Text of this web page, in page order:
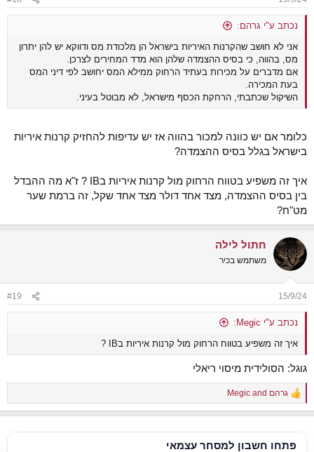
s
:
נכתב ע"י גרהם:
אני לא חושב שהקרנות האיריות בישראל הן מלכודת מס ודווקא יש להן יתרון
מס, בהווה, כי בסיס ההצמדה שלהן הוא מדד המחירים לצרכן.
אם מדברים על מכירות בעתיד הרחוק ממילא המס יחושב לפי דיני המס
בעת המכירה.
השיקול שכתבתי, הרחקת הכסף מישראל, לא מבוטל בעיני.
כלומר אם יש כוונה למכור בהווה אז יש עדיפות להחזיק קרנות איריות
בישראל בגלל בסיס ההצמדה?
איך זה משפיע בטווח הרחוק מול קרנות איריות בIB ? ז"א מה ההבדל
בין בסיס ההצמדה, מצד אחד דולר מצד אחד שקל, זה ברמת שער
מט"ח?
חתול לילה
משתמש בכיר
15/9/24
#19
נכתב ע"י Megic:
איך זה משפיע בטווח הרחוק מול קרנות איריות בIB ?
גוגל: הסולידית מיסוי ריאלי
R
e
c
גרהם Megic
פתחו חשבון למסחר עצמאי